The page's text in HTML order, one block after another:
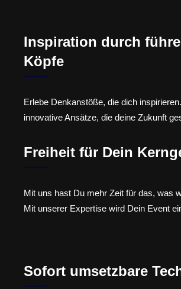
Inspiration durch
Köpfe
Erlebe Denkanstöße, die dich
innovative Ansätze, die deine Zukunft
Freiheit für Dein
Mit uns hast Du mehr Zeit für das, was
Mit unserer Expertise wird Dein Event
Sofort umsetzbare